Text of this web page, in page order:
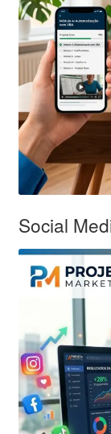
Social